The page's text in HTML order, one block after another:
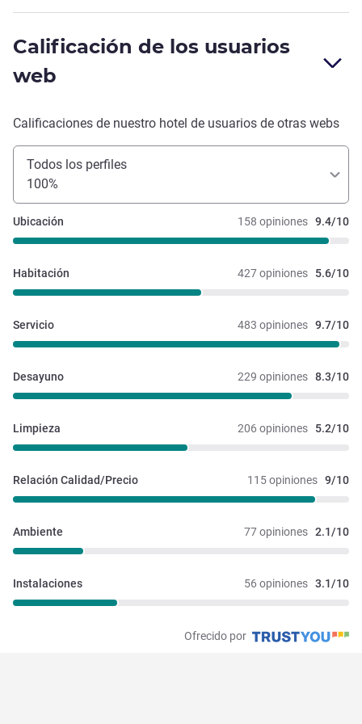
habitaciones 105 y 109, con agujeros, cosas rotas, la
limpieza brilla por su ausencia, telarañas y arañas en las
pardes, el polvo se te come en las ventanas. Calida precio
hemos dormido de la cadena Ibis, que se lo hagan mirar
esta gente.
Calificación de los usuarios
web
Calificaciones de nuestro hotel de usuarios de otras webs
Todos los perfiles
100%
158 opiniones 9.4/10
Ubicación
427 opiniones 5.6/10
Habitación
483 opiniones 9.7/10
Servicio
229 opiniones 8.3/10
Desayuno
206 opiniones 5.2/10
Limpieza
115 opiniones 9/10
Relación Calidad/Precio
77 opiniones 2.1/10
Ambiente
56 opiniones 3.1/10
Instalaciones
Ofrecido por